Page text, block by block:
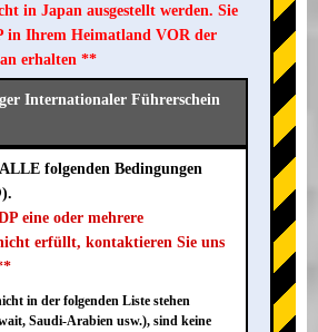
in Japan ausgestellt werden. Sie
in Ihrem Heimatland VOR der
erhalten **
Internationaler Führerschein
folgenden Bedingungen
eine oder mehrere
erfüllt, kontaktieren Sie uns
in der folgenden Liste stehen
Saudi-Arabien usw.), sind keine